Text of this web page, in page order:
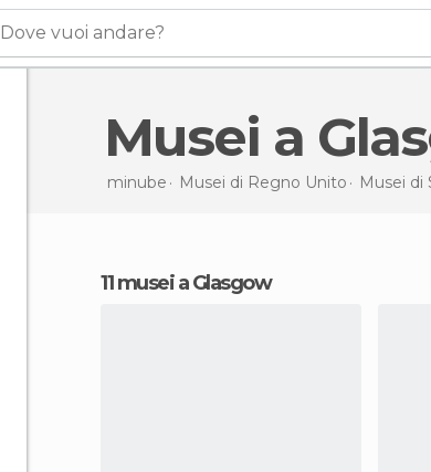
Dove vuoi andare?
Musei a
minube Musei di Regno Unito Musei di
11 musei a Glasgow